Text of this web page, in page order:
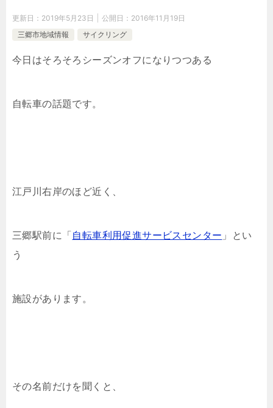
更新日： 2019年5月23日 公開日： 2016年11月19日
三郷市地域情報
サイクリング
今日はそろそろシーズンオフになりつつある
自転車の話題です。
江戸川右岸のほど近く、
三郷駅前に「自転車利用促進サービスセンター 」とい
う
施設があります。
その名前だけを聞くと、